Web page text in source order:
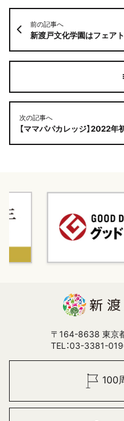
前の記事へ
新渡戸文化学園はフェアトレードミ
次の記事へ
【ママパパカレッジ】2022
〒164-8638 東京
TEL：03-3381-
100